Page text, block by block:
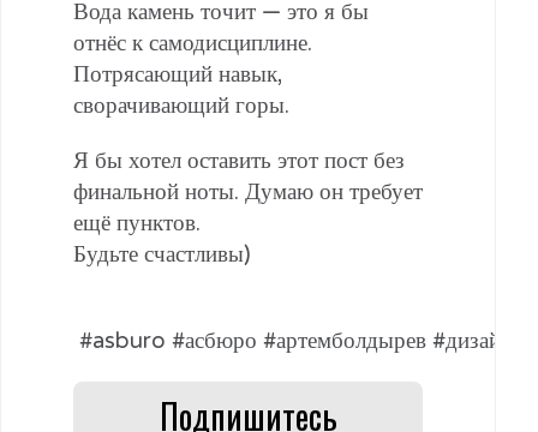
Вода камень точит — это я бы
отнёс к самодисциплине.
Потрясающий навык,
сворачивающий горы.
Я бы хотел оставить этот пост без
финальной ноты. Думаю он требует
ещё пунктов.
Будьте счастливы)
#asburo #асбюро #артемболдырев
Подпишитесь